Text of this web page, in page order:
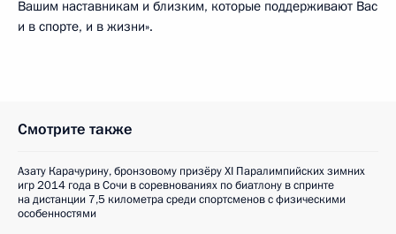
Вашим наставникам и близким, которые поддерживают Вас
и в спорте, и в жизни».
Смотрите также
Азату Карачурину, бронзовому призёру XI Паралимпийских зимних
игр 2014 года в Сочи в соревнованиях по биатлону в спринте
на дистанции 7,5 километра среди спортсменов с физическими
особенностями